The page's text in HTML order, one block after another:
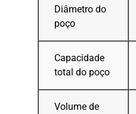
Diâmetro do
poço
Capacidade
total do poço
Volume de